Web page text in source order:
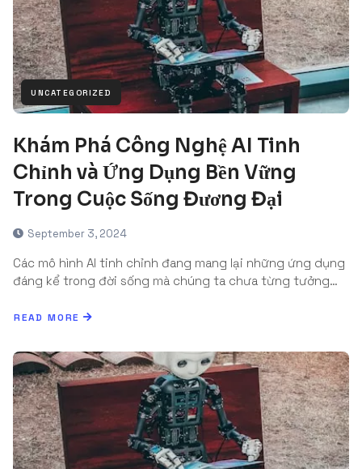
UNCATEGORIZED
Khám Phá Công Nghệ AI Tinh
Chỉnh và Ứng Dụng Bền Vững
Trong Cuộc Sống Đương Đại
September 3, 2024
Các mô hình AI tinh chỉnh đang mang lại những ứng dụng
đáng kể trong đời sống mà chúng ta chưa từng tưởng…
READ MORE